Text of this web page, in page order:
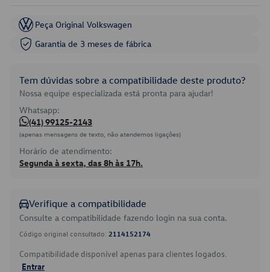
Peça Original Volkswagen
Garantia de 3 meses de fábrica
Tem dúvidas sobre a compatibilidade deste produto?
Nossa equipe especializada está pronta para ajudar!
Whatsapp:
(41) 99125-2143
(apenas mensagens de texto, não atendemos ligações)
Horário de atendimento:
Segunda à sexta, das 8h às 17h.
Verifique a compatibilidade
Consulte a compatibilidade fazendo login na sua conta.
Código original consultado: 2114152174
Compatibilidade disponível apenas para clientes logados.
Entrar